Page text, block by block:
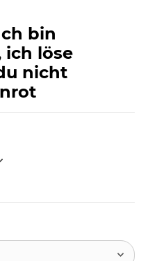
bin
ich löse
nicht